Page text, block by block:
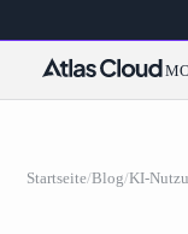
Startseite/Blog/KI-